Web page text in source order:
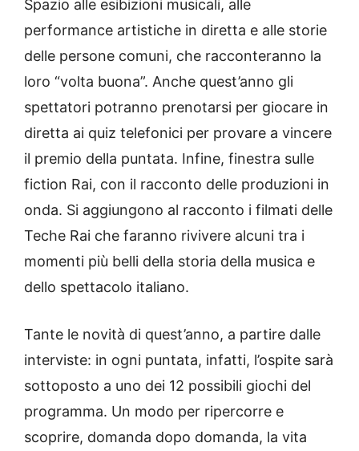
Spazio alle esibizioni musicali, alle
performance artistiche in diretta e alle storie
delle persone comuni, che racconteranno la
loro “volta buona”. Anche quest’anno gli
spettatori potranno prenotarsi per giocare in
diretta ai quiz telefonici per provare a vincere
il premio della puntata. Infine, finestra sulle
fiction Rai, con il racconto delle produzioni in
onda. Si aggiungono al racconto i filmati delle
Teche Rai che faranno rivivere alcuni tra i
momenti più belli della storia della musica e
dello spettacolo italiano.
Tante le novità di quest’anno, a partire dalle
interviste: in ogni puntata, infatti, l’ospite sarà
sottoposto a uno dei 12 possibili giochi del
programma. Un modo per ripercorre e
scoprire, domanda dopo domanda, la vita